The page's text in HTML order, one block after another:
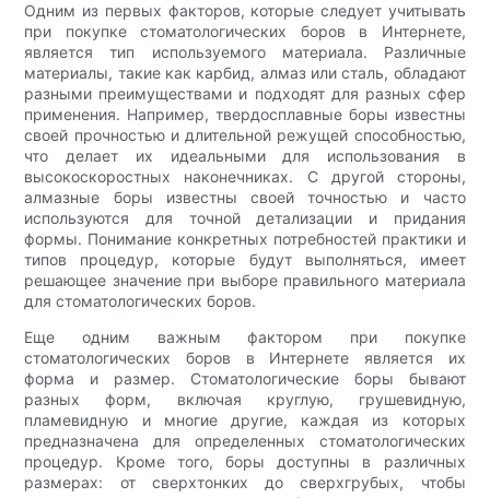
Одним из первых факторов, которые следует учитывать
при покупке стоматологических боров в Интернете,
является тип используемого материала. Различные
материалы, такие как карбид, алмаз или сталь, обладают
разными преимуществами и подходят для разных сфер
применения. Например, твердосплавные боры известны
своей прочностью и длительной режущей способностью,
что делает их идеальными для использования в
высокоскоростных наконечниках. С другой стороны,
алмазные боры известны своей точностью и часто
используются для точной детализации и придания
формы. Понимание конкретных потребностей практики и
типов процедур, которые будут выполняться, имеет
решающее значение при выборе правильного материала
для стоматологических боров.
Еще одним важным фактором при покупке
стоматологических боров в Интернете является их
форма и размер. Стоматологические боры бывают
разных форм, включая круглую, грушевидную,
пламевидную и многие другие, каждая из которых
предназначена для определенных стоматологических
процедур. Кроме того, боры доступны в различных
размерах: от сверхтонких до сверхгрубых, чтобы